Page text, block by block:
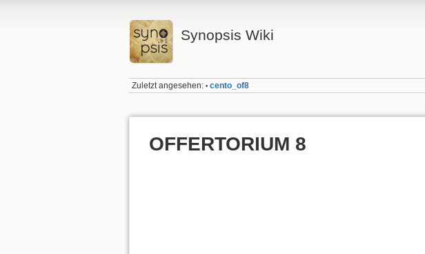
Synopsis Wiki
Zuletzt angesehen: • cento_of8
OFFERTORIUM 8